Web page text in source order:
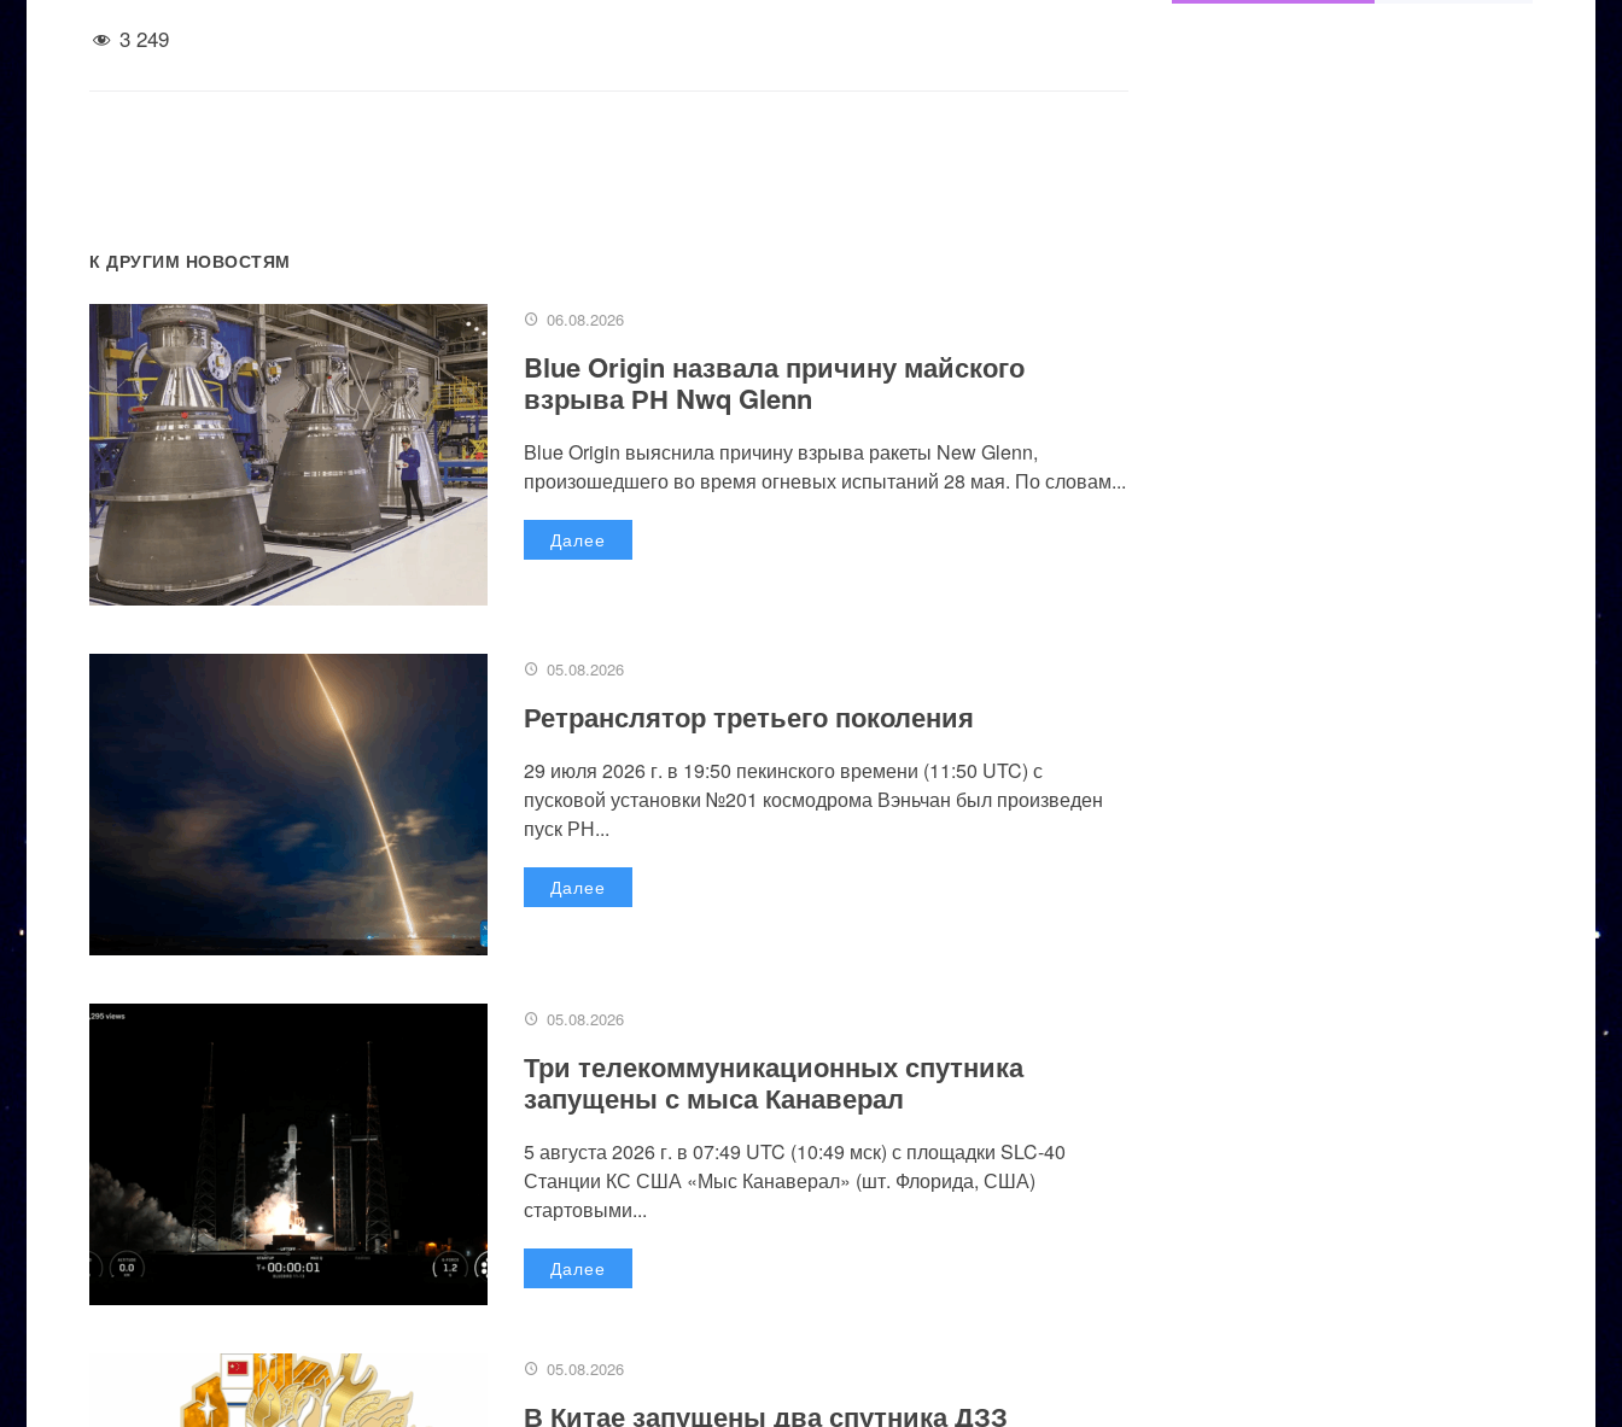
3 249
К ДРУГИМ НОВОСТЯМ
06.08.2026
Blue Origin назвала причину майского
взрыва РН Nwq Glenn
Blue Origin выяснила причину взрыва ракеты New Glenn,
произошедшего во время огневых испытаний 28 мая. По словам...
Далее
05.08.2026
Ретранслятор третьего поколения
29 июля 2026 г. в 19:50 пекинского времени (11:50 UTC) с
пусковой установки №201 космодрома Вэньчан был произведен
пуск РН...
Далее
05.08.2026
Три телекоммуникационных спутника
запущены с мыса Канаверал
5 августа 2026 г. в 07:49 UTC (10:49 мск) с площадки SLC-40
Станции КС США «Мыс Канаверал» (шт. Флорида, США)
стартовыми...
Далее
05.08.2026
В Китае запущены два спутника ДЗЗ